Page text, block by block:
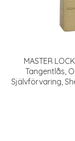
MASTER
Tangentlås,
Självförvaring,